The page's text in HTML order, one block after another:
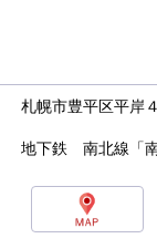
札幌市豊平区平岸
地下鉄 南北線「